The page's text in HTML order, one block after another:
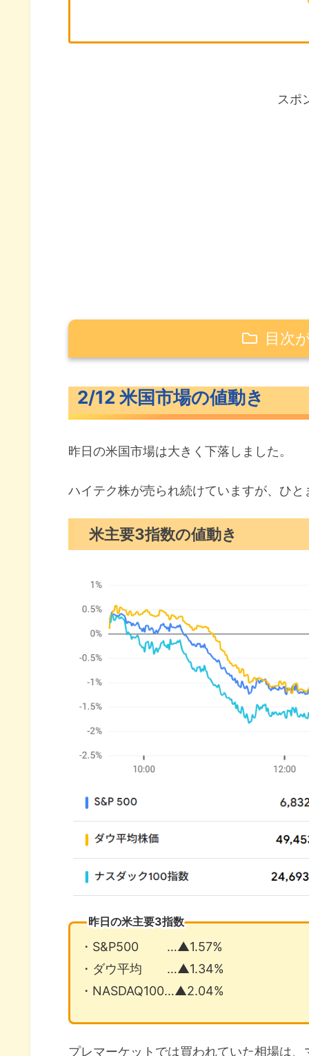
スポ
目次
米主要3指数の値動き
S&P500ヒートマップ
セクター別パフォーマンス
S&P500チャート分析
米国市場のトピックス
アンソロピックがAI責任ある候
ダイモン氏にカード金利引き下
2月の注目イベントについて
2/12 米国市場の値動き
昨日の米国市場は大きく下落しました。
ハイテク株が売られ続けていますが、ひ
米主要3指数の値動き
昨日の米主要3指数
・S&P500 …▲1.57%
・ダウ平均 …▲1.34%
・NASDAQ100…▲2.04%
プレマーケットでは買われていた相場は